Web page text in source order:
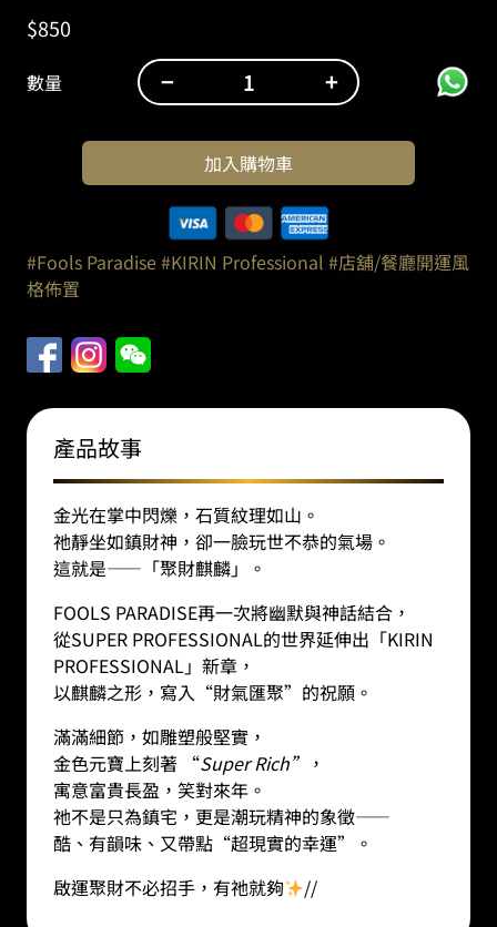
$850
愚
//
聚
財
麒
麟
搪
膠
（高
31.5
米）
數量 − +
加入購物車
#Fools Paradise#KIRIN Professional #店舖/餐廳開運風
格佈置
產品故事
金光在掌中閃爍，石質紋理如山。
祂靜坐如鎮財神，卻一臉玩世不恭的氣場。
這就是——「聚財麒麟」。
FOOLS PARADISE再一次將幽默與神話結合，
從SUPER PROFESSIONAL的世界延伸出「KIRIN
PROFESSIONAL」新章，
以麒麟之形，寫入“財氣匯聚”的祝願。
滿滿細節，如雕塑般堅實，
金色元寶上刻著 “Super Rich” ，
寓意富貴長盈，笑對來年。
祂不是只為鎮宅，更是潮玩精神的象徵——
酷、有韻味、又帶點“超現實的幸運”。
啟運聚財不必招手，有祂就夠 //